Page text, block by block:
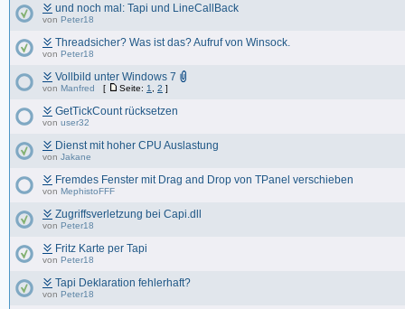
und noch mal: Tapi und LineCallBack
von Peter18
Threadsicher? Was ist das? Aufruf von Winsock.
von Peter18
Vollbild unter Windows 7
von Manfred [ Seite: 1 2 ]
GetTickCount rücksetzen
von user32
Dienst mit hoher CPU Auslastung
von Jakane
Fremdes Fenster mit Drag and Drop von TPanel verschieben
von MephistoFFF
Zugriffsverletzung bei Capi.dll
von Peter18
Fritz Karte per Tapi
von Peter18
Tapi Deklaration fehlerhaft?
von Peter18